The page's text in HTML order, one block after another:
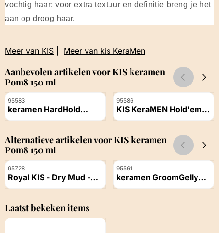
vochtig haar; voor extra textuur en definitie breng je het
aan op droog haar.
Meer van KIS Meer van kis KeraMen
Aanbevolen artikelen voorKIS keramen
Pom8 150 ml
Artikelnummer
95583
keramen HardHold
PowerGel 250ml
Prijs niet zichtbaar
Artikelnummer
95586
KIS KeraMEN Hold'em
High Spray (300ml)
Prijs niet zichtbaar
Alternatieve artikelen voorKIS keramen
Pom8 150 ml
Artikelnummer
95728
Royal KIS - Dry Mud -
150 ml
Prijs niet zichtbaar
Artikelnummer
95561
keramen GroomGelly
150 ml
Prijs niet zichtbaar
Laatst bekeken items